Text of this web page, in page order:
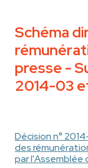
Schéma
presse -
2014-03
Décision n°
des
par l'Assemblée